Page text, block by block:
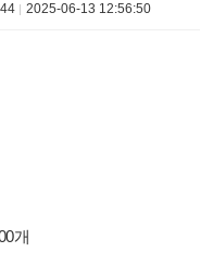
44 2025-06-13 12:56:50
개